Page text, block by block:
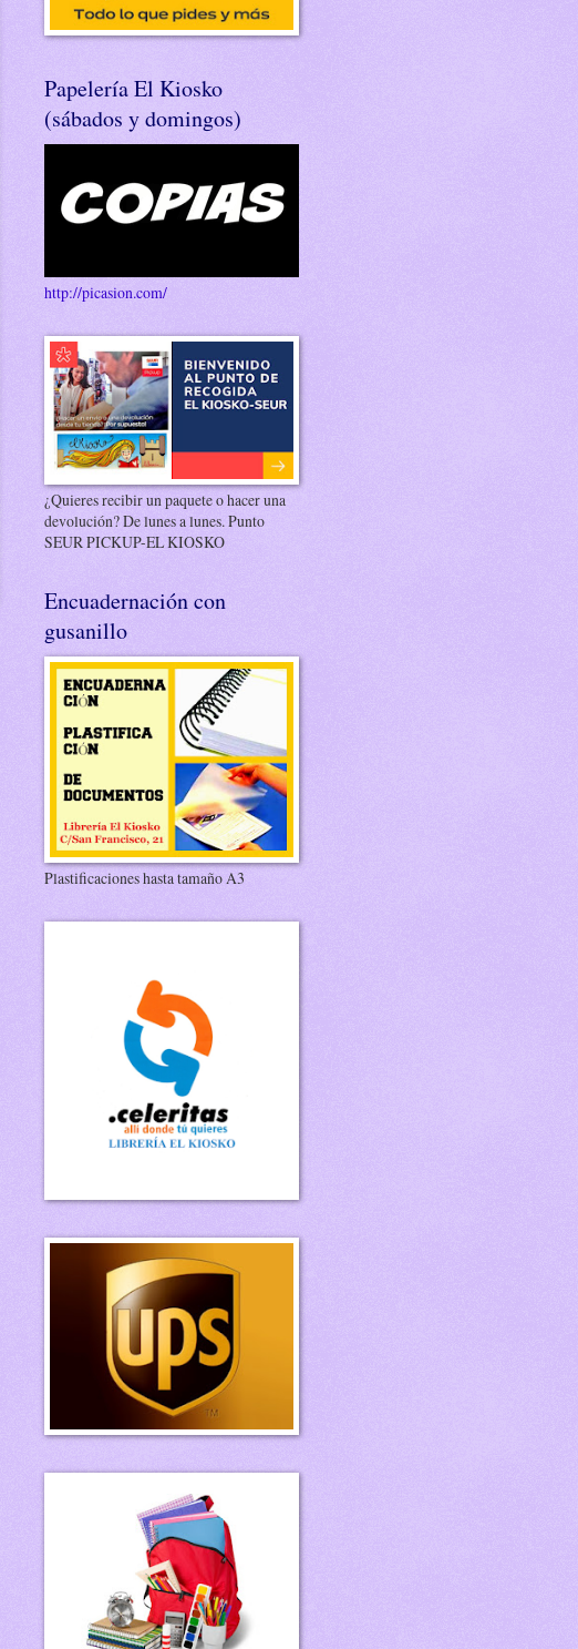
Papelería El Kiosko
(sábados y domingos)
http://picasion.com/
¿Quieres recibir un paquete o hacer una
devolución? De lunes a lunes. Punto
SEUR PICKUP-EL KIOSKO
Encuadernación con
gusanillo
Plastificaciones hasta tamaño A3